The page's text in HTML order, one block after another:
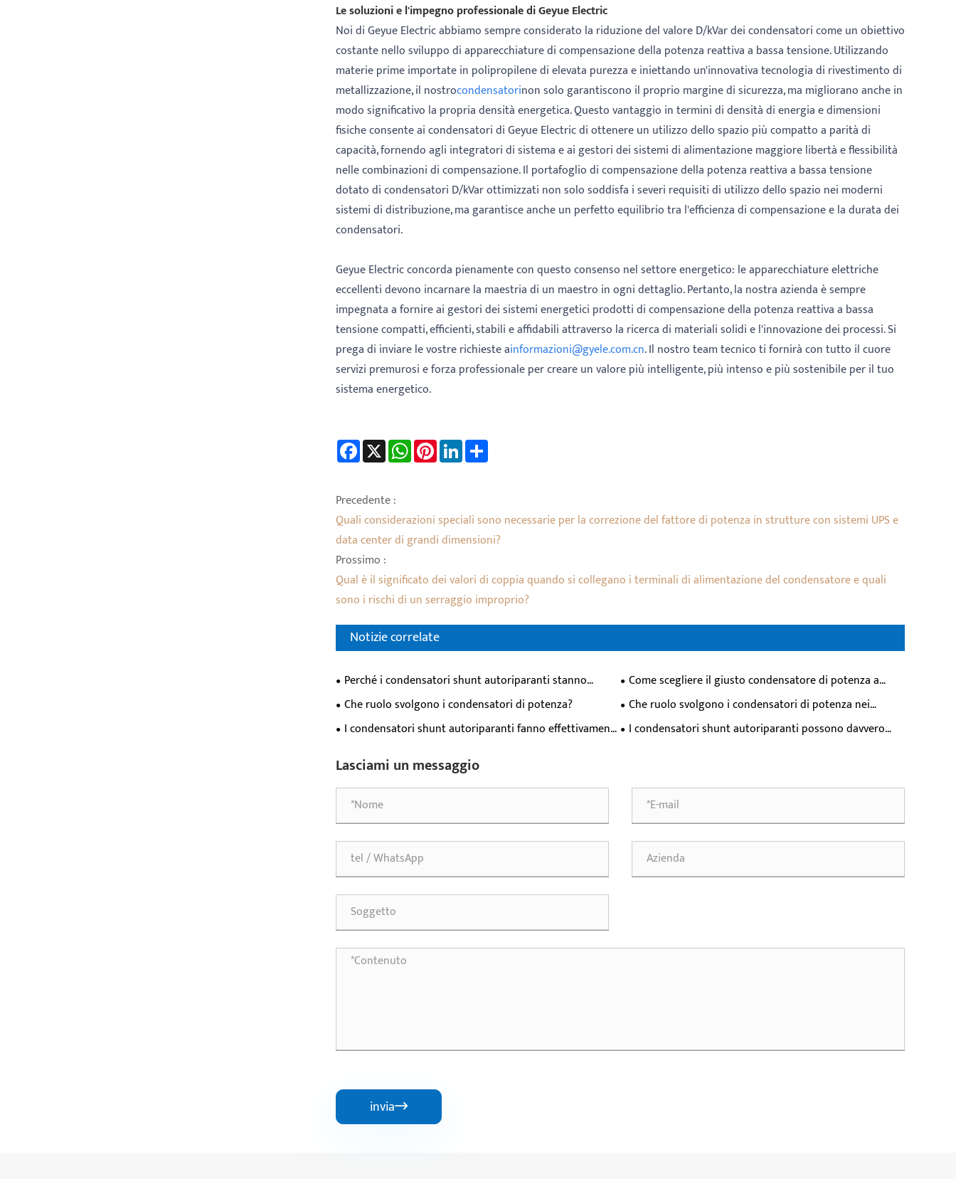
Le soluzioni e l'impegno professionale di Geyue Electric
Noi di Geyue Electric abbiamo sempre considerato la riduzione del valore D/kVar dei condensatori come un obiettivo
costante nello sviluppo di apparecchiature di compensazione della potenza reattiva a bassa tensione. Utilizzando
materie prime importate in polipropilene di elevata purezza e iniettando un'innovativa tecnologia di rivestimento di
metallizzazione, il nostrocondensatorinon solo garantiscono il proprio margine di sicurezza, ma migliorano anche in
modo significativo la propria densità energetica. Questo vantaggio in termini di densità di energia e dimensioni
fisiche consente ai condensatori di Geyue Electric di ottenere un utilizzo dello spazio più compatto a parità di
capacità, fornendo agli integratori di sistema e ai gestori dei sistemi di alimentazione maggiore libertà e flessibilità
nelle combinazioni di compensazione. Il portafoglio di compensazione della potenza reattiva a bassa tensione
dotato di condensatori D/kVar ottimizzati non solo soddisfa i severi requisiti di utilizzo dello spazio nei moderni
sistemi di distribuzione, ma garantisce anche un perfetto equilibrio tra l'efficienza di compensazione e la durata dei
condensatori.
Geyue Electric concorda pienamente con questo consenso nel settore energetico: le apparecchiature elettriche
eccellenti devono incarnare la maestria di un maestro in ogni dettaglio. Pertanto, la nostra azienda è sempre
impegnata a fornire ai gestori dei sistemi energetici prodotti di compensazione della potenza reattiva a bassa
tensione compatti, efficienti, stabili e affidabili attraverso la ricerca di materiali solidi e l'innovazione dei processi. Si
prega di inviare le vostre richieste ainformazioni@gyele.com.cn. Il nostro team tecnico ti fornirà con tutto il cuore
servizi premurosi e forza professionale per creare un valore più intelligente, più intenso e più sostenibile per il tuo
sistema energetico.
Facebook WhatsAppPinterestLinkedIn
Precedente :
Quali considerazioni speciali sono necessarie per la correzione del fattore di potenza in strutture con sistemi UPS e
data center di grandi dimensioni?
Prossimo :
Qual è il significato dei valori di coppia quando si collegano i terminali di alimentazione del condensatore e quali
sono i rischi di un serraggio improprio?
Notizie correlate
Perché i condensatori shunt autoriparanti stanno
diventando la scelta preferita per i moderni sistemi di
alimentazione?
Come scegliere il giusto condensatore di potenza a
bassa tensione per la correzione del fattore di potenza
industriale？
Che ruolo svolgono i condensatori di potenza?
Che ruolo svolgono i condensatori di potenza nei
sistemi di alimentazione?
I condensatori shunt autoriparanti fanno effettivamente
I condensatori shunt autoriparanti possono davvero
Lasciami un messaggio
invia